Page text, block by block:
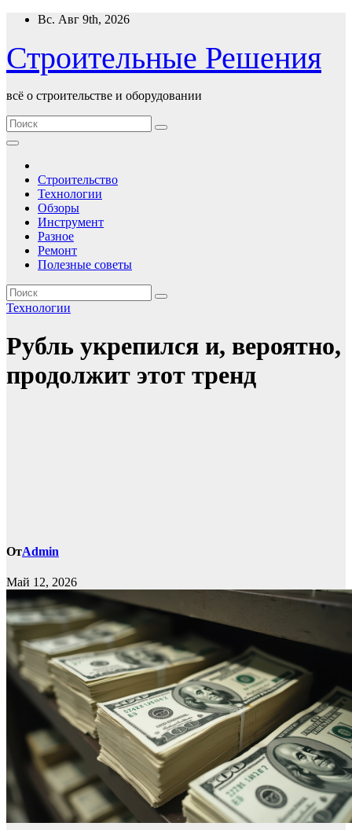
Перейти
содержимому
Вс. Авг 9th, 2026
Строительные Решения
всё о строительстве и оборудовании
Строительство
Технологии
Обзоры
Инструмент
Разное
Ремонт
Полезные советы
Технологии
Рубль укрепился и, вероятно,
продолжит этот тренд
ОтAdmin
Май 12, 2026